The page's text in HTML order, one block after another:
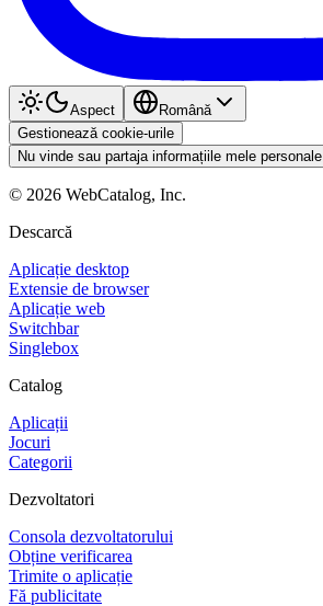
Aspect
Română
Gestionează cookie-urile
Nu vinde sau partaja informațiile mele personale
© 2026 WebCatalog, Inc.
Descarcă
Aplicație desktop
Extensie de browser
Aplicație web
Switchbar
Singlebox
Catalog
Aplicații
Jocuri
Categorii
Dezvoltatori
Consola dezvoltatorului
Obține verificarea
Trimite o aplicație
Fă publicitate